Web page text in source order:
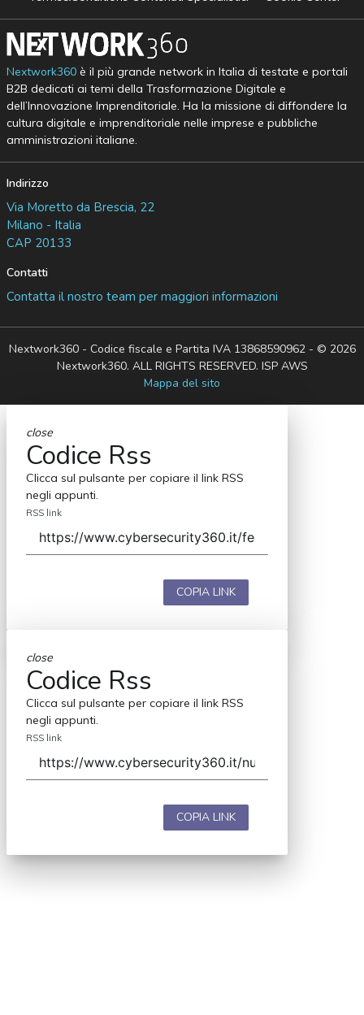
Nextwork360è il più grande network in Italia di testate e portali
B2B dedicati ai temi della Trasformazione Digitale e
dell’Innovazione Imprenditoriale. Ha la missione di diffondere la
cultura digitale e imprenditoriale nelle imprese e pubbliche
amministrazioni italiane.
Indirizzo
Via Moretto da Brescia, 22
Milano - Italia
CAP 20133
Contatti
Contatta il nostro team per maggiori informazioni
Nextwork360 - Codice fiscale e Partita IVA 13868590962 - © 2026
Nextwork360. ALL RIGHTS RESERVED. ISP AWS
Mappa del sito
close
Codice Rss
Clicca sul pulsante per copiare il link RSS
negli appunti.
RSS link
COPIA LINK
close
Codice Rss
Clicca sul pulsante per copiare il link RSS
negli appunti.
RSS link
COPIA LINK